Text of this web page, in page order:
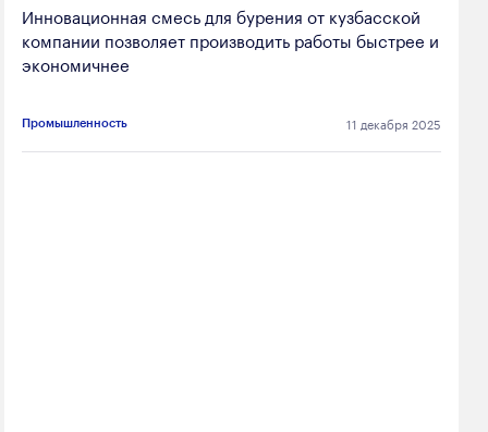
Инновационная смесь для бурения от кузбасской
компании позволяет производить работы быстрее и
экономичнее
Промышленность 11 декабря 2025